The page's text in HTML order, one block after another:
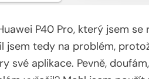
P40 Pro, který jsem
jsem tedy na problém,
své aplikace. Pevně,